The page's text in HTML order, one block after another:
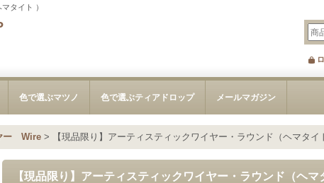
タイト ）
色で選ぶマツノ 色で選ぶティアドロップ メールマガジン
ー Wire > 【現品限り】アーティスティックワイヤー・ラウンド（ヘマタイ
【現品限り】アーティスティックワイヤー・ラウンド（ヘマ